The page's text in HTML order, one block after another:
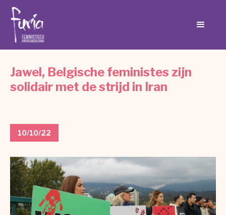
Jawel, Belgische feministes zijn
solidair met de strijd in Iran
10/10/22